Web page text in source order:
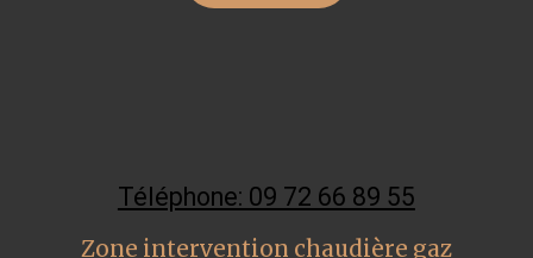
Téléphone: 09 72 66 89 55
Zone intervention chaudière gaz